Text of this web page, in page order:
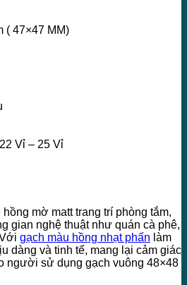
( 47×47 MM)
Vỉ – 25 Vỉ
mờ matt trang trí phòng tắm,
gian nghệ thuật như quán cà phê,
gạch màu hồng nhạt phấn làm
dàng và tinh tế, mang lại cảm giác
người sử dụng gạch vuông 48×48